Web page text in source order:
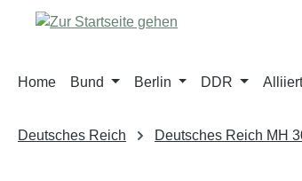
Hauptinhalt springen
Zur Suche springen
Zur Hauptnavigation springen
Home Bund Berlin DDR
Deutsches Reich Deutsches Reich MH